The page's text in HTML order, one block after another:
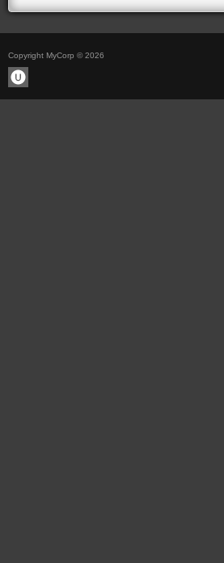
Copyright MyCorp © 2026